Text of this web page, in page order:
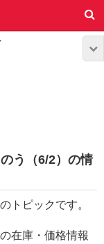
う（6/2）の情
トピックです。
在庫・価格情報